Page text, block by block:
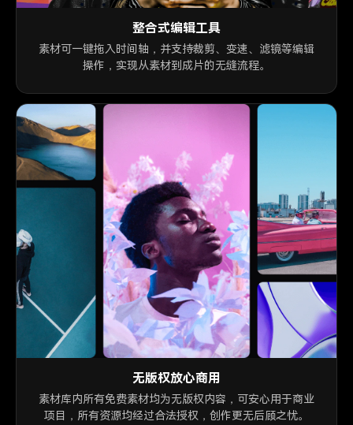
整合式编辑工具
素材可一键拖入时间轴，并支持裁剪、变速、滤镜等编辑
操作，实现从素材到成片的无缝流程。
无版权放心商用
素材库内所有免费素材均为无版权内容，可安心用于商业
项目，所有资源均经过合法授权，创作更无后顾之忧。